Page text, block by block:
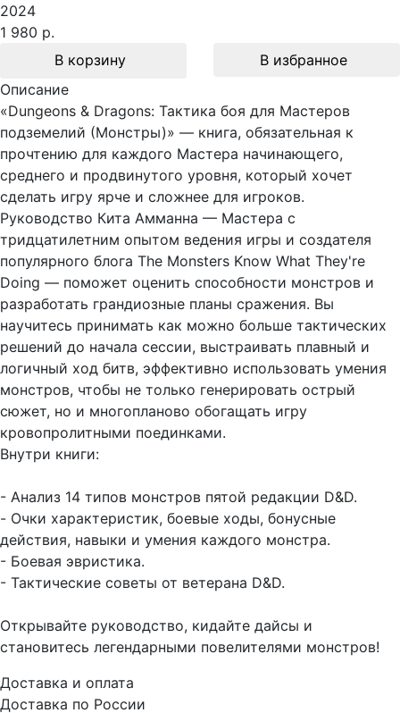
2024
1 980 р.
В корзину
В избранное
Описание
«Dungeons & Dragons: Тактика боя для Мастеров
подземелий (Монстры)» — книга, обязательная к
прочтению для каждого Мастера начинающего,
среднего и продвинутого уровня, который хочет
сделать игру ярче и сложнее для игроков.
Руководство Кита Амманна — Мастера с
тридцатилетним опытом ведения игры и создателя
популярного блога The Monsters Know What They're
Doing — поможет оценить способности монстров и
разработать грандиозные планы сражения. Вы
научитесь принимать как можно больше тактических
решений до начала сессии, выстраивать плавный и
логичный ход битв, эффективно использовать умения
монстров, чтобы не только генерировать острый
сюжет, но и многопланово обогащать игру
кровопролитными поединками.
Внутри книги:
- Анализ 14 типов монстров пятой редакции D&D.
- Очки характеристик, боевые ходы, бонусные
действия, навыки и умения каждого монстра.
- Боевая эвристика.
- Тактические советы от ветерана D&D.
Открывайте руководство, кидайте дайсы и
становитесь легендарными повелителями монстров!
Доставка и оплата
Доставка по России